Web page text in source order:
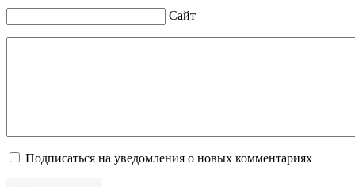
Сайт
Подписаться на уведомления о новых комментариях